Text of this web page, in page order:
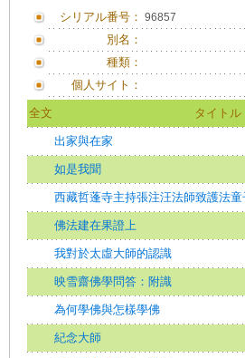
シリアル番号： 96857
別名：
種類：
個人サイト：
全文 タイトル
出家與在家
如是我聞
西藏哲蓬寺主持張注汪法師致護法
佛法建在果證上
我對於太虛大師的認識
映雪齋佛學問答：附識
為何學佛與怎樣學佛
紀念大師